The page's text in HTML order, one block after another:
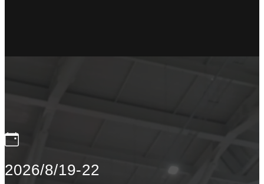
2026/8/19-22